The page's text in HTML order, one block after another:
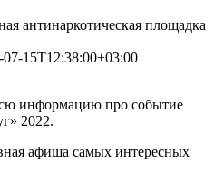
антинаркотическая площадка
07-15T12:38:00+03:00
информацию про событие
2022.
афиша самых интересных